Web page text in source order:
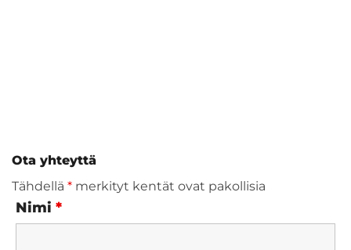
Ota yhteyttä
Tähdellä * merkityt kentät ovat pakollisia
Nimi *